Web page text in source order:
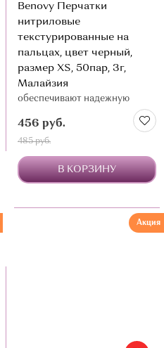
Benovy Перчатки
нитриловые
текстурированные на
пальцах, цвет черный,
размер XS, 50пар, 3г,
Малайзия
обеспечивают надежную
барьерную защиту и удобство
в работе
456 руб.
485 руб.
В КОРЗИНУ
Акция